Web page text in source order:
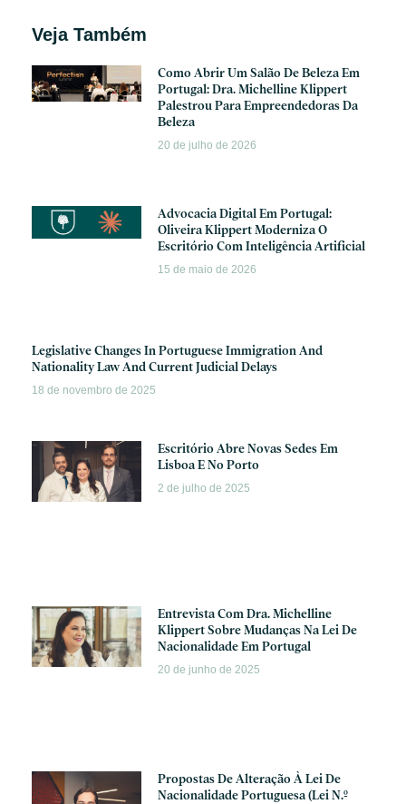
Veja Também
Como Abrir Um Salão De Beleza Em
Portugal: Dra. Michelline Klippert
Palestrou Para Empreendedoras Da
Beleza
20 de julho de 2026
Advocacia Digital Em Portugal:
Oliveira Klippert Moderniza O
Escritório Com Inteligência Artificial
15 de maio de 2026
Legislative Changes In Portuguese Immigration And
Nationality Law And Current Judicial Delays
18 de novembro de 2025
Escritório Abre Novas Sedes Em
Lisboa E No Porto
2 de julho de 2025
Entrevista Com Dra. Michelline
Klippert Sobre Mudanças Na Lei De
Nacionalidade Em Portugal
20 de junho de 2025
Propostas De Alteração À Lei De
Nacionalidade Portuguesa (lei N.º